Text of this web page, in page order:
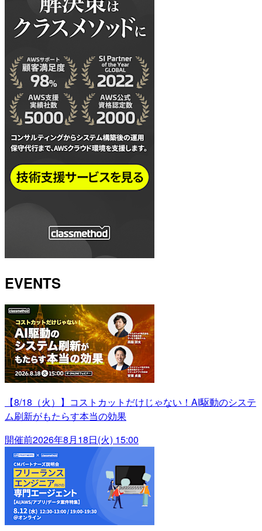
EVENTS
【8/18（火）】コストカットだけじゃない！AI駆動のシステ
ム刷新がもたらす本当の効果
開催前2026年8月18日(火) 15:00